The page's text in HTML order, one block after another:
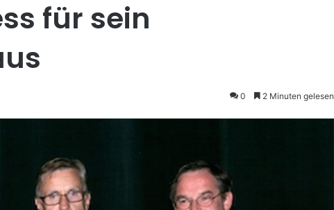
für sein
0 2 Minuten gelesen